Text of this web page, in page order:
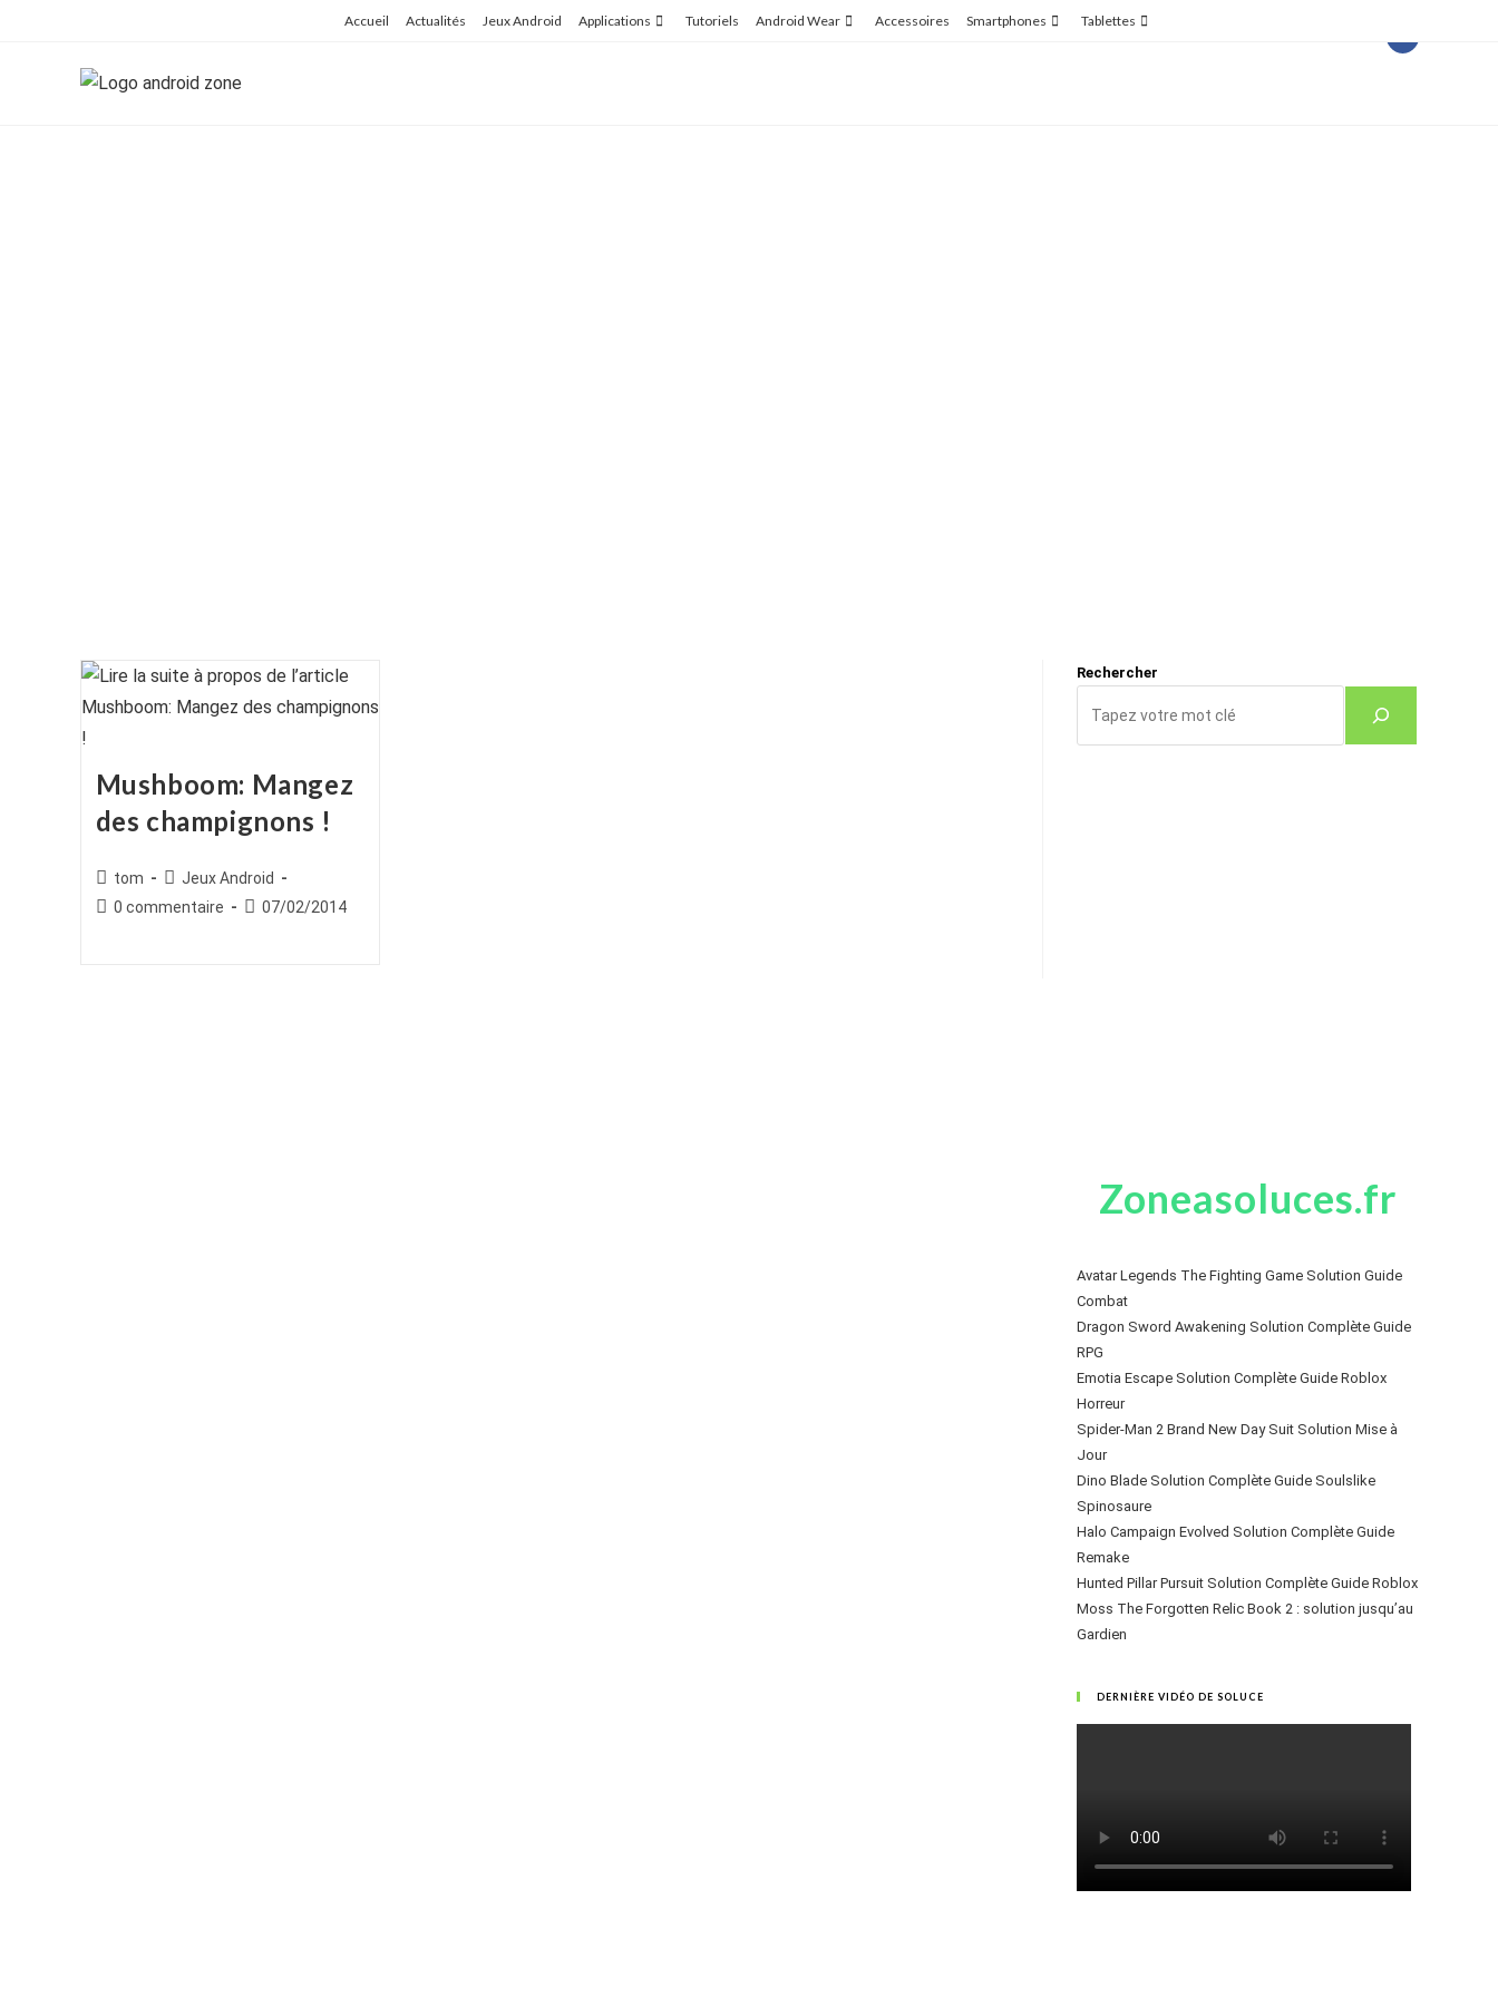
Accueil Actualités Jeux Android Applications Tutoriels Android Wear Accessoires Smartphones Tablettes
Mushboom: Mangez
des champignons !
Auteur/autrice
de
tom
Post
category:
Jeux Android
Commentaires
0 commentaire
Publication
07/02/2014
Rechercher
Zoneasoluces.fr
Avatar Legends The Fighting Game Solution Guide
Combat
Dragon Sword Awakening Solution Complète Guide
RPG
Emotia Escape Solution Complète Guide Roblox
Horreur
Spider-Man 2 Brand New Day Suit Solution Mise à
Jour
Dino Blade Solution Complète Guide Soulslike
Spinosaure
Halo Campaign Evolved Solution Complète Guide
Remake
Hunted Pillar Pursuit Solution Complète Guide Roblox
Moss The Forgotten Relic Book 2 : solution jusqu’au
Gardien
DERNIÈRE VIDÉO DE SOLUCE